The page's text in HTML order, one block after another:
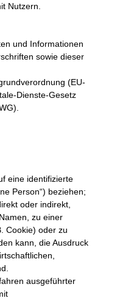
Nutzern.
und Informationen
sowie dieser
(EU-
Dienste-Gesetz
eine identifizierte
Person“) beziehen;
oder indirekt,
zu einer
Cookie) oder zu
kann, die Ausdruck
ausgeführter